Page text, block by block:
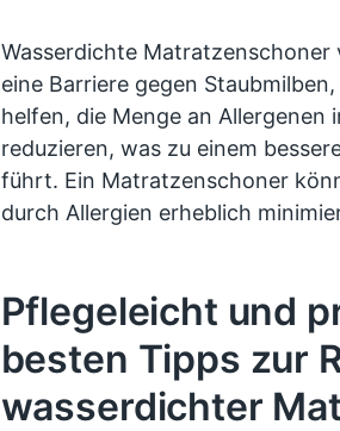
Wasserdichte
eine Barriere gegen
helfen, die Menge an
reduzieren, was zu einem
führt. Ein Matratzenschoner
durch Allergien erheblich
Pflegeleicht und
besten Tipps zur
wasserdichter